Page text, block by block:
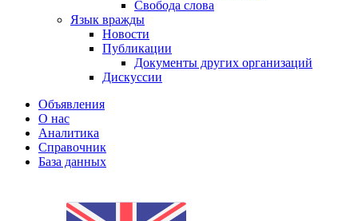
Свобода слова
Язык вражды
Новости
Публикации
Документы других организаций
Дискуссии
Объявления
О нас
Аналитика
Справочник
База данных